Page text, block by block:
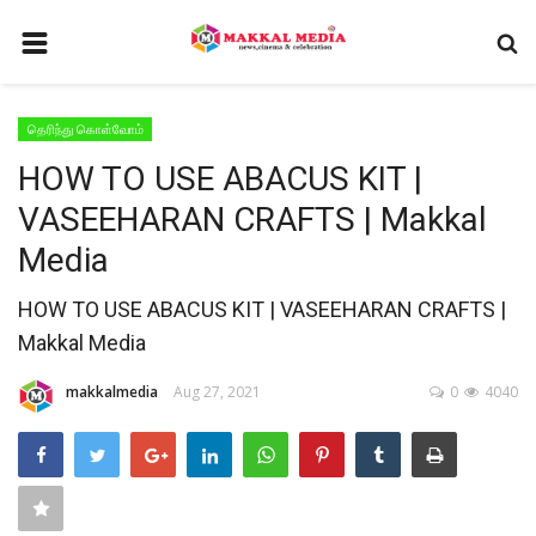
CONTACT
சினிமா
GALLERY
டிவி
வீடியோ
வர்த்தகம்
PRIVACY POLICY
தெரிந்து கொள்வோம்
HOW TO USE ABACUS KIT |
VASEEHARAN CRAFTS | Makkal
Media
HOW TO USE ABACUS KIT | VASEEHARAN CRAFTS |
Makkal Media
makkalmedia Aug 27, 2021 4040
0